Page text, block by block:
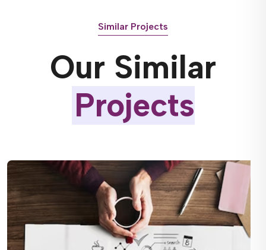
Similar Projects
Our Similar
Projects